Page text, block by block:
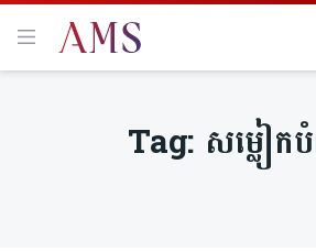
Tag: សម្លៀក